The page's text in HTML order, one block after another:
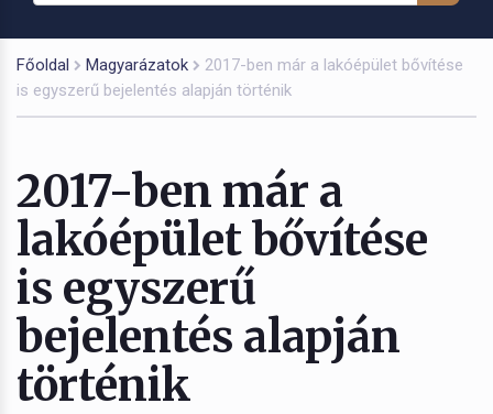
Főoldal Magyarázatok
2017-ben már a lakóépület bővítése
is egyszerű bejelentés alapján történik
2017-ben már a
lakóépület bővítése
is egyszerű
bejelentés alapján
történik